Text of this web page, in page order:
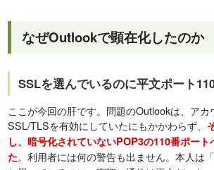
なぜOutlookで顕在化したのか
SSLを選んでいるのに平文ポート
ここが今回の肝です。問題のOutlookは、アカ
SSL/TLSを有効にしていたにもかかわらず、
し、暗号化されていないPOP3の110番ポート
た。利用者には何の警告も出ません。本人は